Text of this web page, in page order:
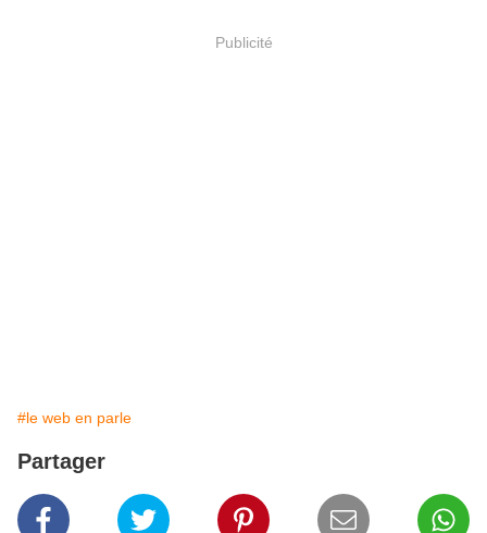
Publicité
#le web en parle
Partager